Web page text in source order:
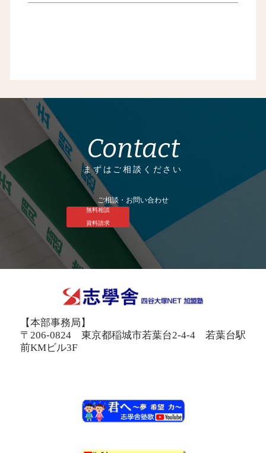
Contact
まずはご相談ください
ご相談・お問い合わせ
無料相談
資料請求
【本部事務局】
〒206-0824 東京都稲城市若葉台2-4-4 若葉台駅
前KMビル3F